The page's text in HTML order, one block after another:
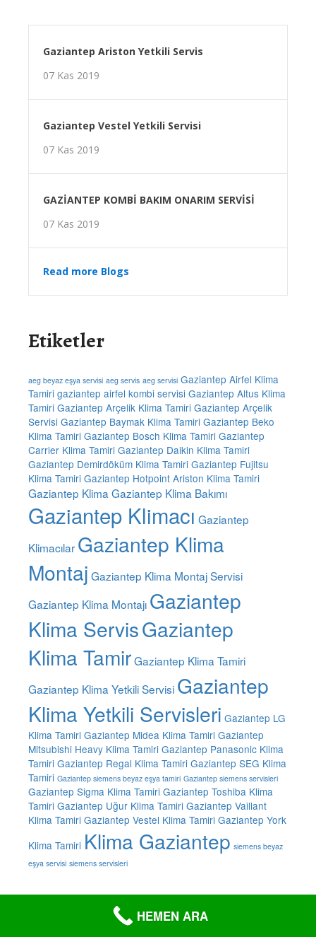
Gaziantep Ariston Yetkili Servis
07 Kas 2019
Gaziantep Vestel Yetkili Servisi
07 Kas 2019
GAZİANTEP KOMBİ BAKIM ONARIM SERVİSİ
07 Kas 2019
Read more Blogs
Etiketler
aeg beyaz eşya servisi aeg servis aeg servisi Gaziantep Airfel Klima
Tamiri gaziantep airfel kombi servisi Gaziantep Altus Klima
Tamiri Gaziantep Arçelik Klima Tamiri Gaziantep Arçelik
Servisi Gaziantep Baymak Klima Tamiri Gaziantep Beko
Klima Tamiri Gaziantep Bosch Klima Tamiri Gaziantep
Carrier Klima Tamiri Gaziantep Daikin Klima Tamiri
Gaziantep Demirdöküm Klima Tamiri Gaziantep Fujitsu
Klima Tamiri Gaziantep Hotpoint Ariston Klima Tamiri
Gaziantep Klima Gaziantep Klima Bakımı
Gaziantep Klimacı Gaziantep
Klimacılar Gaziantep Klima
Montaj Gaziantep Klima Montaj Servisi
Gaziantep Klima Montajı Gaziantep
Klima ServisGaziantep
Klima TamirGaziantep Klima Tamiri
Gaziantep Klima Yetkili Servisi Gaziantep
Klima Yetkili Servisleri Gaziantep LG
Klima Tamiri Gaziantep Midea Klima Tamiri Gaziantep
Mitsubishi Heavy Klima Tamiri Gaziantep Panasonic Klima
Tamiri Gaziantep Regal Klima Tamiri Gaziantep SEG Klima
Tamiri Gaziantep siemens beyaz eşya tamiri Gaziantep siemens servisleri
Gaziantep Sigma Klima Tamiri Gaziantep Toshiba Klima
Tamiri Gaziantep Uğur Klima Tamiri Gaziantep Vaillant
Klima Tamiri Gaziantep Vestel Klima Tamiri Gaziantep York
Klima Tamiri Klima Gaziantep siemens beyaz
eşya servisi siemens servisleri
HEMEN ARA